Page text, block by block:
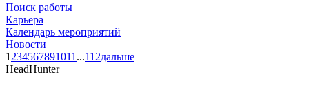
Поиск работы
Карьера
Календарь мероприятий
Новости
1 234567891011 ...112дальше
HeadHunter